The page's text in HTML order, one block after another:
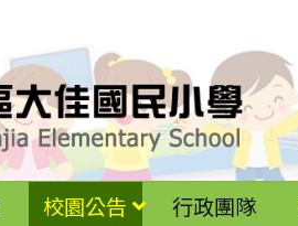
校園公告 行政團隊